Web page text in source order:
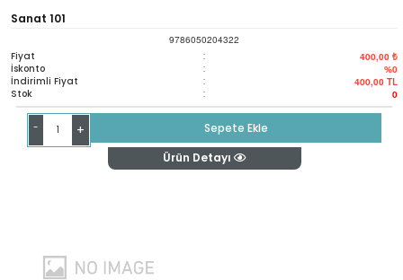
Sanat 101
9786050204322
Fiyat : 400,00 ₺
İskonto : %0
İndirimli Fiyat : 400,00 TL
Stok : 0
- +
Sepete Ekle
Ürün Detayı